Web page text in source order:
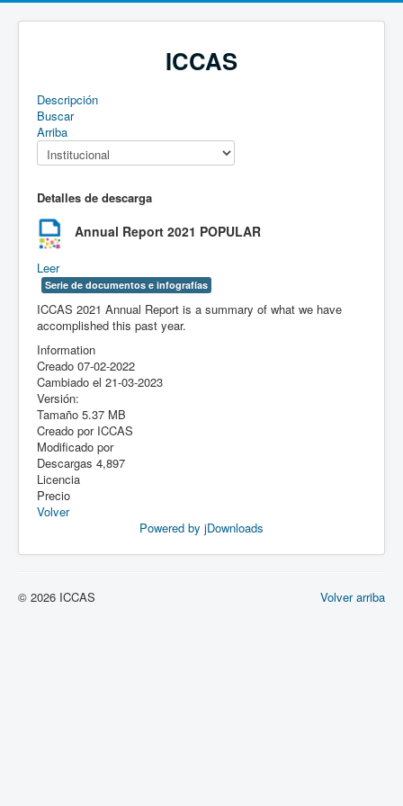
ICCAS
Descripción
Buscar
Arriba
Detalles de descarga
Annual Report 2021 POPULAR
Leer
Serie de documentos e infografías
ICCAS 2021 Annual Report is a summary of what we have
accomplished this past year.
Information
Creado 07-02-2022
Cambiado el 21-03-2023
Versión:
Tamaño 5.37 MB
Creado por ICCAS
Modificado por
Descargas 4,897
Licencia
Precio
Volver
Powered by jDownloads
Volver arriba
© 2026 ICCAS